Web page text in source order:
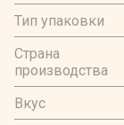
Тип упаковки
Страна
производства
Вкус